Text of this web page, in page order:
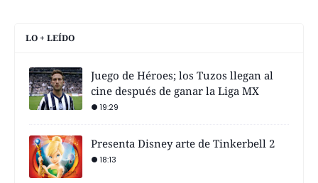
LO + LEÍDO
Juego de Héroes; los Tuzos llegan al
cine después de ganar la Liga MX
19:29
Presenta Disney arte de Tinkerbell 2
18:13